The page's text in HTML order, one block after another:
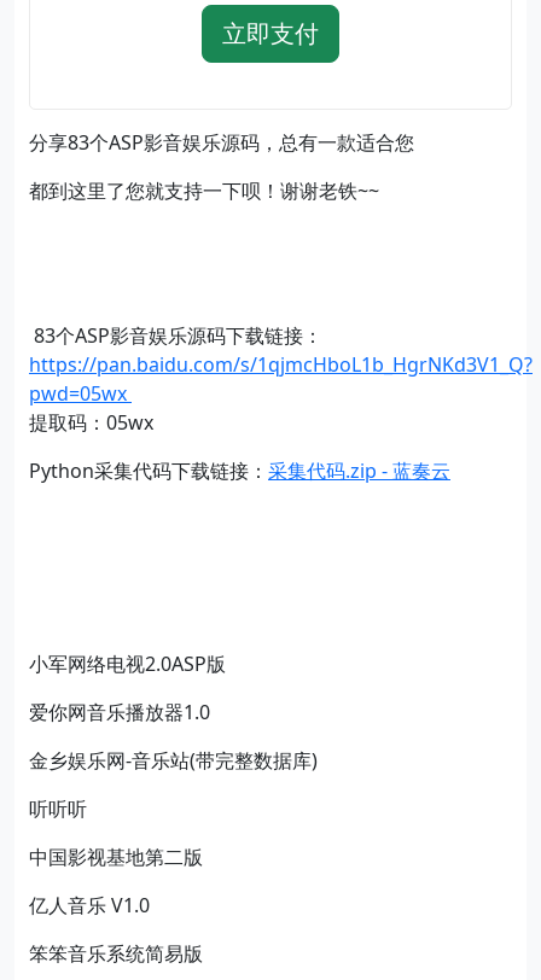
立即支付
分享83个ASP影音娱乐源码，总有一款适合您
都到这里了您就支持一下呗！谢谢老铁~~
83个ASP影音娱乐源码下载链接：
https://pan.baidu.com/s/1qjmcHboL1b_HgrNKd3V1_Q?
pwd=05wx
提取码：05wx
Python采集代码下载链接： 采集代码.zip - 蓝奏云
小军网络电视2.0ASP版
爱你网音乐播放器1.0
金乡娱乐网-音乐站(带完整数据库)
听听听
中国影视基地第二版
亿人音乐 V1.0
笨笨音乐系统简易版